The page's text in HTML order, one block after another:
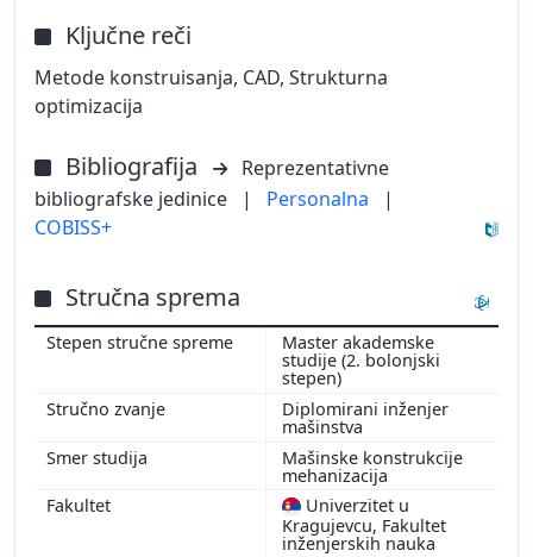
Ključne reči
Metode konstruisanja, CAD, Strukturna
optimizacija
Bibliografija
Reprezentativne
bibliografske jedinice
| Personalna
|
COBISS+
Stručna sprema
Master akademske
studije (2. bolonjski
stepen)
Diplomirani inženjer
mašinstva
Mašinske konstrukcije
mehanizacija
Univerzitet u
Kragujevcu, Fakultet
inženjerskih nauka